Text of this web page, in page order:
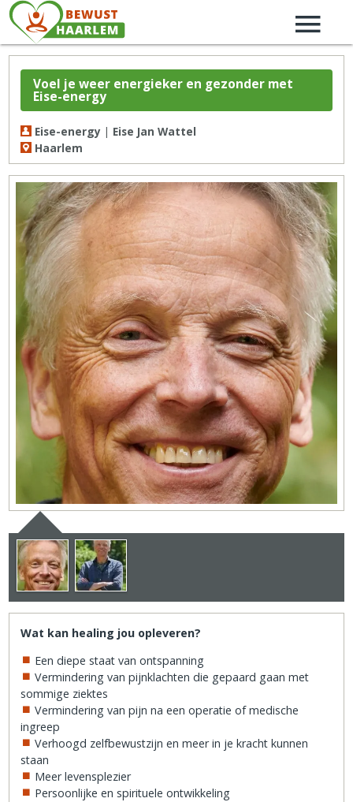
Voel je weer energieker en gezonder met
Eise-energy
Eise-energy | Eise Jan Wattel
Haarlem
Wat kan healing jou opleveren?
Een diepe staat van ontspanning
Vermindering van pijnklachten die gepaard gaan met
sommige ziektes
Vermindering van pijn na een operatie of medische
ingreep
Verhoogd zelfbewustzijn en meer in je kracht kunnen
staan
Meer levensplezier
Persoonlijke en spirituele ontwikkeling